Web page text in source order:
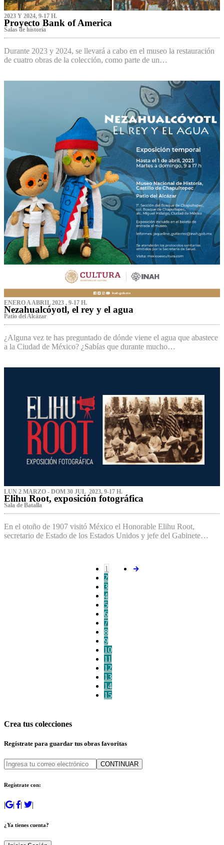
2023 Y 2024, 9-17 H.
Proyecto Bank of America
S‌alas de historia
Durante 2023 y 2024, se llevará a cabo en el museo la restauración
de cuatro obras de la colección, como parte de un…
ENERO A ABRIL 2023 , 9-17 H.
Nezahualcóyotl, el rey y el agua
Patio del Alcázar
¿Alguna vez te has preguntado de dónde viene el agua que abastece
a la Ciudad de México? ¿Sabías que durante mucho…
LUN 2 MARZO - DOM 30 JUL 2023, 9-17 H.
Elihu Root, exposición fotográfica
Sala de Batalla
En el otoño de 1907 visitó México el Honorable Elihu Root,
secretario de Estado de los Estados Unidos y jefe del Gabinete…
1
2
3
4
5
6
7
8
9
10
11
12
13
14
15
Crea tus colecciones
Regístrate para guardar tus obras favoritas
CONTINUAR
Regístrate con:
| | | |
¿Ya tienes cuenta?